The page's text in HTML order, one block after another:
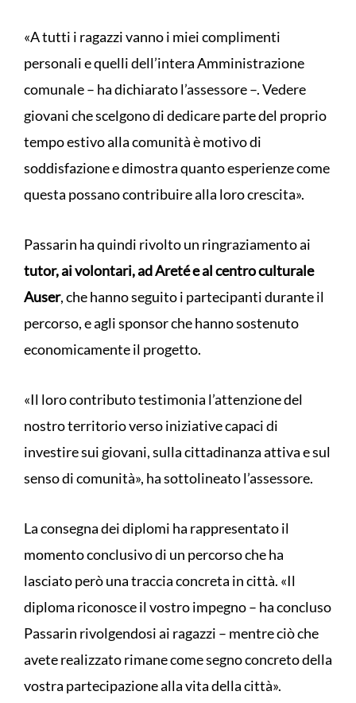
«A tutti i ragazzi vanno i miei complimenti
personali e quelli dell’intera Amministrazione
comunale – ha dichiarato l’assessore –. Vedere
giovani che scelgono di dedicare parte del proprio
tempo estivo alla comunità è motivo di
soddisfazione e dimostra quanto esperienze come
questa possano contribuire alla loro crescita».
Passarin ha quindi rivolto un ringraziamento ai
tutor, ai volontari, ad Areté e al centro culturale
Auser, che hanno seguito i partecipanti durante il
percorso, e agli sponsor che hanno sostenuto
economicamente il progetto.
«Il loro contributo testimonia l’attenzione del
nostro territorio verso iniziative capaci di
investire sui giovani, sulla cittadinanza attiva e sul
senso di comunità», ha sottolineato l’assessore.
La consegna dei diplomi ha rappresentato il
momento conclusivo di un percorso che ha
lasciato però una traccia concreta in città. «Il
diploma riconosce il vostro impegno – ha concluso
Passarin rivolgendosi ai ragazzi – mentre ciò che
avete realizzato rimane come segno concreto della
vostra partecipazione alla vita della città».